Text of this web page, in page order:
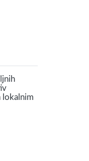
lokalnim